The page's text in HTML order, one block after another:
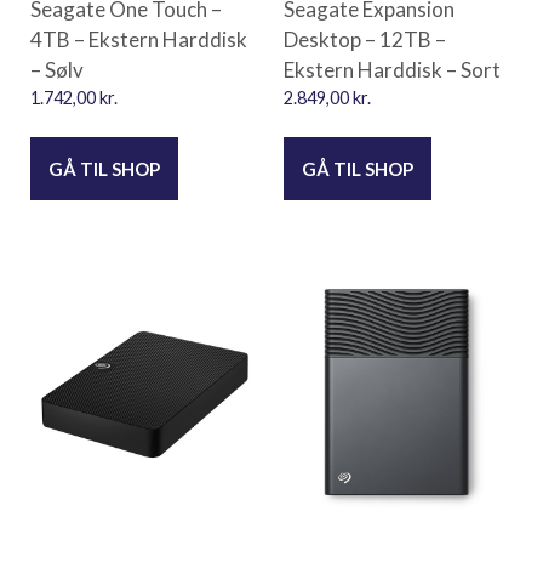
Seagate One Touch –
4TB – Ekstern Harddisk
– Sølv
1.742,00kr.
GÅ TIL SHOP
Seagate Expansion
Desktop – 12TB –
Ekstern Harddisk – Sort
2.849,00kr.
GÅ TIL SHOP